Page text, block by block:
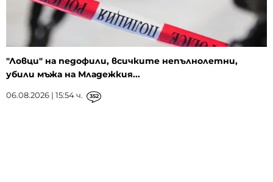
"Ловци" на педофили, всичките непълнолетни,
убили мъжа на Младежкия...
06.08.2026 | 15:54 ч. 352